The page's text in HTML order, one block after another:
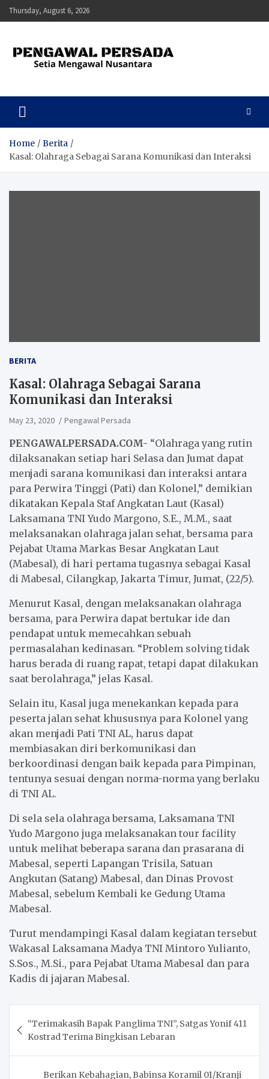
Skip
to
Thursday, August 6, 2026
Pengawal Persada
Home
Berita
Kasal: Olahraga Sebagai Sarana Komunikasi dan Interaksi
BERITA
Kasal: Olahraga Sebagai Sarana
Komunikasi dan Interaksi
May 23, 2020 Pengawal Persada
PENGAWALPERSADA.COM- “Olahraga yang rutin
dilaksanakan setiap hari Selasa dan Jumat dapat
menjadi sarana komunikasi dan interaksi antara
para Perwira Tinggi (Pati) dan Kolonel,” demikian
dikatakan Kepala Staf Angkatan Laut (Kasal)
Laksamana TNI Yudo Margono, S.E., M.M., saat
melaksanakan olahraga jalan sehat, bersama para
Pejabat Utama Markas Besar Angkatan Laut
(Mabesal), di hari pertama tugasnya sebagai Kasal
di Mabesal, Cilangkap, Jakarta Timur, Jumat, (22/5).
Menurut Kasal, dengan melaksanakan olahraga
bersama, para Perwira dapat bertukar ide dan
pendapat untuk memecahkan sebuah
permasalahan kedinasan. “Problem solving tidak
harus berada di ruang rapat, tetapi dapat dilakukan
saat berolahraga,” jelas Kasal.
Selain itu, Kasal juga menekankan kepada para
peserta jalan sehat khususnya para Kolonel yang
akan menjadi Pati TNI AL, harus dapat
membiasakan diri berkomunikasi dan
berkoordinasi dengan baik kepada para Pimpinan,
tentunya sesuai dengan norma-norma yang berlaku
di TNI AL.
Di sela sela olahraga bersama, Laksamana TNI
Yudo Margono juga melaksanakan tour facility
untuk melihat beberapa sarana dan prasarana di
Mabesal, seperti Lapangan Trisila, Satuan
Angkutan (Satang) Mabesal, dan Dinas Provost
Mabesal, sebelum Kembali ke Gedung Utama
Mabesal.
Turut mendampingi Kasal dalam kegiatan tersebut
Wakasal Laksamana Madya TNI Mintoro Yulianto,
S.Sos., M.Si., para Pejabat Utama Mabesal dan para
Kadis di jajaran Mabesal.
navigation
“Terimakasih Bapak Panglima TNI”, Satgas Yonif 411
Kostrad Terima Bingkisan Lebaran
Berikan Kebahagian, Babinsa Koramil 01/Kranji